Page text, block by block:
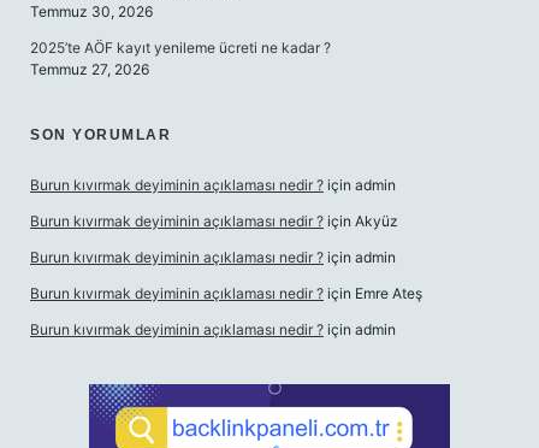
Temmuz 30, 2026
2025’te AÖF kayıt yenileme ücreti ne kadar ?
Temmuz 27, 2026
SON YORUMLAR
Burun kıvırmak deyiminin açıklaması nedir ? için admin
Burun kıvırmak deyiminin açıklaması nedir ? için Akyüz
Burun kıvırmak deyiminin açıklaması nedir ? için admin
Burun kıvırmak deyiminin açıklaması nedir ? için Emre Ateş
Burun kıvırmak deyiminin açıklaması nedir ? için admin